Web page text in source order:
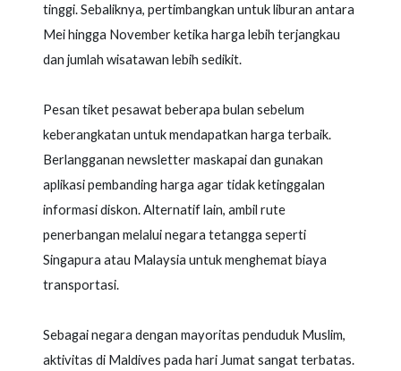
tinggi. Sebaliknya, pertimbangkan untuk liburan antara
Mei hingga November ketika harga lebih terjangkau
dan jumlah wisatawan lebih sedikit.
Pesan tiket pesawat beberapa bulan sebelum
keberangkatan untuk mendapatkan harga terbaik.
Berlangganan newsletter maskapai dan gunakan
aplikasi pembanding harga agar tidak ketinggalan
informasi diskon. Alternatif lain, ambil rute
penerbangan melalui negara tetangga seperti
Singapura atau Malaysia untuk menghemat biaya
transportasi.
Sebagai negara dengan mayoritas penduduk Muslim,
aktivitas di Maldives pada hari Jumat sangat terbatas.